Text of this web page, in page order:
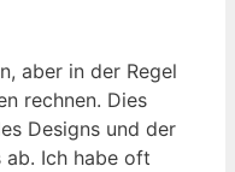
aber in der Regel
rechnen. Dies
Designs und der
Ich habe oft